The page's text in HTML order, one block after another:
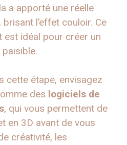
a apporté une réelle
l’effet couloir. Ce
est idéal pour créer un
cette étape, envisagez
des logiciels de
, qui vous permettent de
en 3D avant de vous
créativité, les